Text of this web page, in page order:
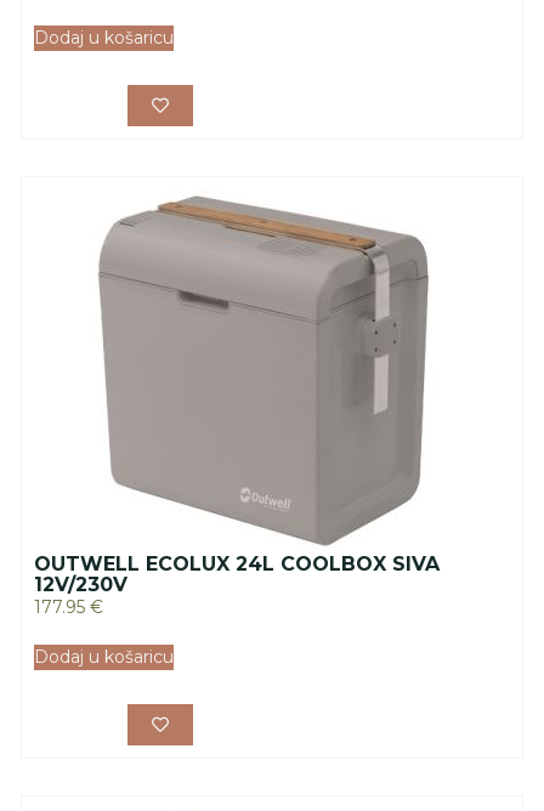
Dodaj u košaricu
OUTWELL ECOLUX 24L COOLBOX SIVA
12V/230V
177.95 €
Dodaj u košaricu